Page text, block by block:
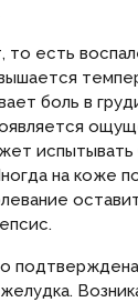
то есть
боль в
испытывать
на коже